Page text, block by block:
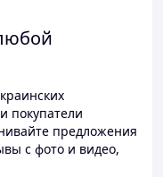
покупатели
предложения
с фото и видео,